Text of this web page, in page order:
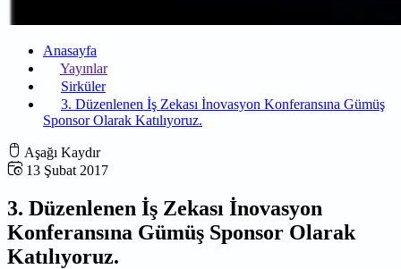
Anasayfa
Yayınlar
Sirküler
3. Düzenlenen İş Zekası İnovasyon Konferansına Gümüş
Sponsor Olarak Katılıyoruz.
Aşağı Kaydır
13 Şubat 2017
3. Düzenlenen İş Zekası İnovasyon
Konferansına Gümüş Sponsor Olarak
Katılıyoruz.